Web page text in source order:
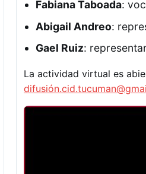
Fabiana Taboada:
Abigail Andreo:
Gael Ruiz:
La actividad virtual es